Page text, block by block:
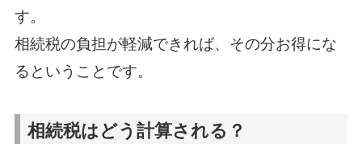
す。
相続税の負担が軽減できれば、その分お得にな
るということです。
相続税はどう計算される？